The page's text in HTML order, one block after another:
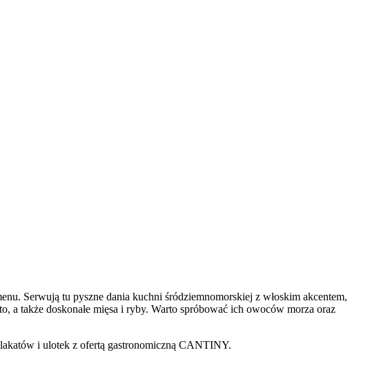
Serwują tu pyszne dania kuchni śródziemnomorskiej z włoskim akcentem,
a także doskonałe mięsa i ryby. Warto spróbować ich owoców morza oraz
i ulotek z ofertą gastronomiczną CANTINY.